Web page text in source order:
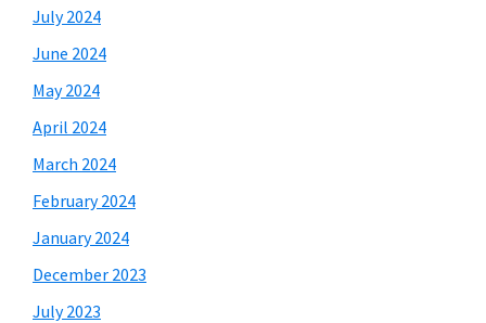
July 2024
June 2024
May 2024
April 2024
March 2024
February 2024
January 2024
December 2023
July 2023